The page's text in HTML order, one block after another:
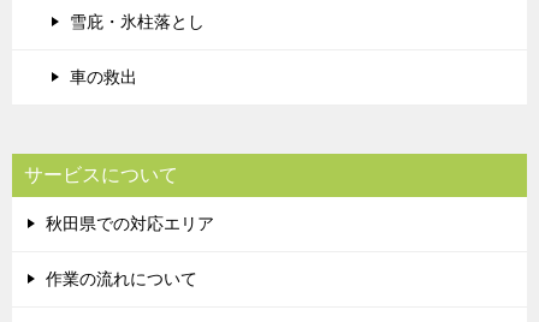
雪庇・氷柱落とし
車の救出
サービスについて
秋田県での対応エリア
作業の流れについて